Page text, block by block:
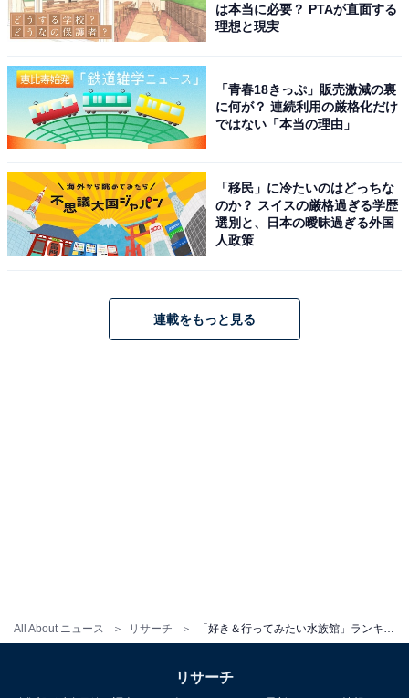
All About ニュース リサーチ
こちらもおすすめ
「子ども連れで行きたい水族館」ランキング！
2位「沖縄美ら海水族館」を抑えた1位は？
【2025年調査】
は本当に必要？ PTAが直面する
理想と現実
「青春18きっぷ」販売激減の裏
に何が？ 連続利用の厳格化だけ
ではない「本当の理由」
「移民」に冷たいのはどっちな
のか？ スイスの厳格過ぎる学歴
選別と、日本の曖昧過ぎる外国
人政策
連載をもっと見る
リサーチ